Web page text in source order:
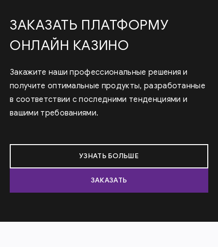
ЗАКАЗАТЬ ПЛАТФОРМУ
ОНЛАЙН КАЗИНО
Закажите наши профессиональные решения и
получите оптимальные продукты, разработанные
в соответствии с последними тенденциями и
вашими требованиями.
УЗНАТЬ БОЛЬШЕ
ЗАКАЗАТЬ